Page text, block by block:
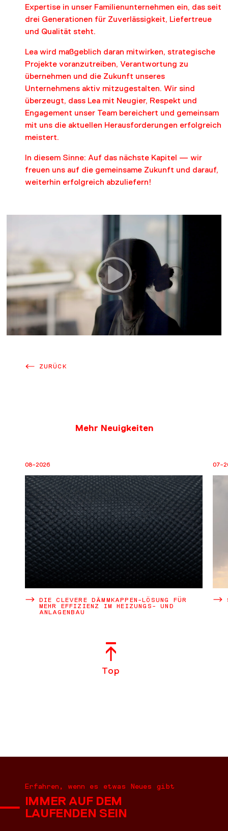
Expertise in unser Familienunternehmen ein, das seit
drei Generationen für Zuverlässigkeit, Liefertreue
und Qualität steht.
Lea wird maßgeblich daran mitwirken, strategische
Projekte voranzutreiben, Verantwortung zu
übernehmen und die Zukunft unseres
Unternehmens aktiv mitzugestalten. Wir sind
überzeugt, dass Lea mit Neugier, Respekt und
Engagement unser Team bereichert und gemeinsam
mit uns die aktuellen Herausforderungen erfolgreich
meistert.
In diesem Sinne: Auf das nächste Kapitel — wir
freuen uns auf die gemeinsame Zukunft und darauf,
weiterhin erfolgreich abzuliefern!
ZURÜCK
Mehr Neuigkeiten
08-2026
DIE CLEVERE DÄMMKAPPEN-LÖSUNG FÜR
MEHR EFFIZIENZ IM HEIZUNGS- UND
ANLAGENBAU
07-
Top
Erfahren, wenn es etwas Neues gibt
IMMER AUF DEM
LAUFENDEN SEIN